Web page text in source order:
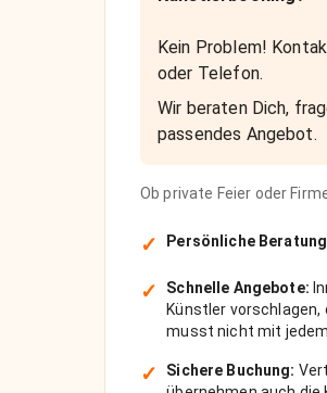
Kein Problem!
oder Telefon.
Wir beraten Dich,
passendes Angebot.
Ob private Feier oder
✓ Persönliche
✓ Schnelle Angebote:
Künstler vorschlagen,
musst nicht mit
✓ Sichere Buchung: